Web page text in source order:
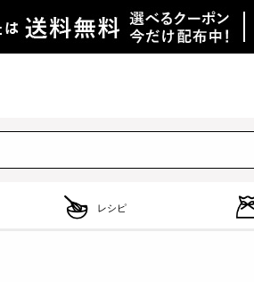
レシピ